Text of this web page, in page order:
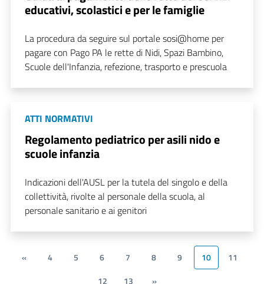
educativi, scolastici e per le famiglie
La procedura da seguire sul portale sosi@home per
pagare con Pago PA le rette di Nidi, Spazi Bambino,
Scuole dell'Infanzia, refezione, trasporto e prescuola
ATTI NORMATIVI
Regolamento pediatrico per asili nido e
scuole infanzia
Indicazioni dell'AUSL per la tutela del singolo e della
collettività, rivolte al personale della scuola, al
personale sanitario e ai genitori
« 4 5 6 7 8 9 10
11
12
13 »